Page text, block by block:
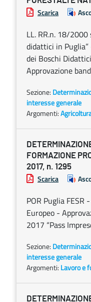
Scarica
LL. RR.n. 18/
didattici in Puglia”
dei Boschi
Approvazione
Sezione:
interesse generale
Argomenti:
FORMAZIONE
2017, n. 1295
Scarica
POR Puglia FESR
Europeo -
2017 “Pass
Sezione:
interesse generale
Argomenti: Lavoro e